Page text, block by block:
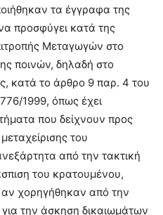
τα έγγραφα της
προσφύγει κατά της
Μεταγωγών στο
ποινών, δηλαδή στο
κατά το άρθρο 9 παρ. 4 του
1999, όπως έχει
που δείχνουν προς
του
από την τακτική
του κρατουμένου,
χορηγήθηκαν από την
για την άσκηση δικαιωμάτων